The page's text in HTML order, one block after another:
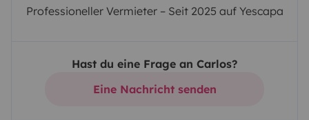
Professioneller Vermieter – Seit 2025 auf Yescapa
Hast du eine Frage an Carlos?
Eine Nachricht senden